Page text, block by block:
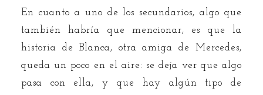
En cuanto a uno de los secundarios, algo que
también habría que mencionar, es que la
historia de Blanca, otra amiga de Mercedes,
queda un poco en el aire: se deja ver que algo
pasa con ella, y que hay algún tipo de